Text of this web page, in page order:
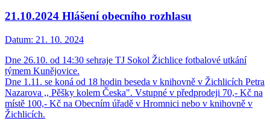
21.10.2024 Hlášení obecního rozhlasu
Datum: 21. 10. 2024
Dne 26.10. od 14:30 sehraje TJ Sokol Žichlice fotbalové utkání
týmem Kunějovice.
Dne 1.11. se koná od 18 hodin beseda v knihovně v Žichlicích Petra
Nazarova ,, Pěšky kolem Česka". Vstupné v předprodeji 70,- Kč na
místě 100,- Kč na Obecním úřadě v Hromnici nebo v knihovně v
Žichlicích.